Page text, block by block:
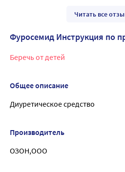
Читать все
Фуросемид Инструкция по
Беречь от детей
Общее описание
Диуретическое средство
Производитель
ОЗОН,ООО